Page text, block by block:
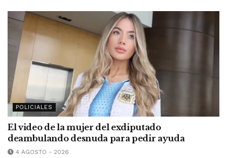
POLICIALES
El video de la mujer del exdiputado
deambulando desnuda para pedir ayuda
4 AGOSTO - 2026